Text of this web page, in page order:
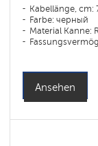
Kabellänge, cm:
Farbe: черный
Material Kanne:
Ansehen